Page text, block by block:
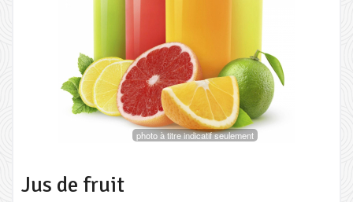
Rechercher
photo à titre indicatif seulement
Jus de fruit